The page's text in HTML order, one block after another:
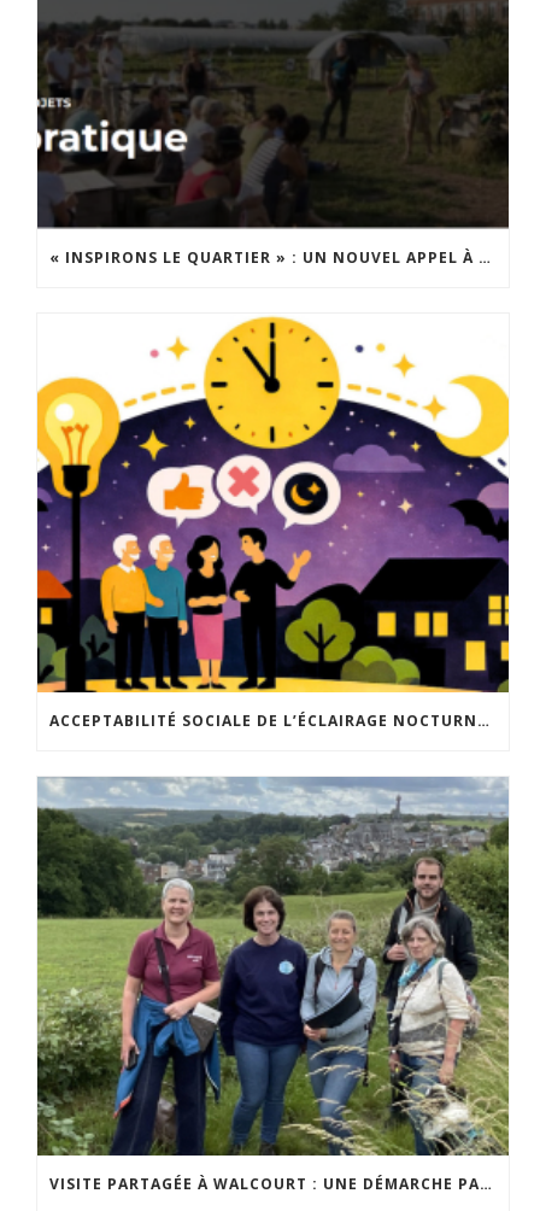
« INSPIRONS LE QUARTIER » : UN NOUVEL APPEL À PROJETS EST LANCÉ !
ACCEPTABILITÉ SOCIALE DE L’ÉCLAIRAGE NOCTURNE : LE REPLAY EST DISPONIBLE
VISITE PARTAGÉE À WALCOURT : UNE DÉMARCHE PARTICIPATIVE ANIMÉE PAR ESPACE ENVIRONNEMENT